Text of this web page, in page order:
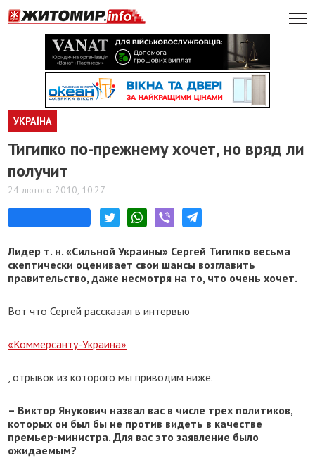
УКРАЇНА
Тигипко по-прежнему хочет, но вряд ли
получит
24 лютого 2010, 10:27
Лидер т. н. «Сильной Украины» Сергей Тигипко весьма
скептически оценивает свои шансы возглавить
правительство, даже несмотря на то, что очень хочет.
Вот что Сергей рассказал в интервью
«Коммерсанту-Украина»
, отрывок из которого мы приводим ниже.
– Виктор Янукович назвал вас в числе трех политиков,
которых он был бы не против видеть в качестве
премьер-министра. Для вас это заявление было
ожидаемым?